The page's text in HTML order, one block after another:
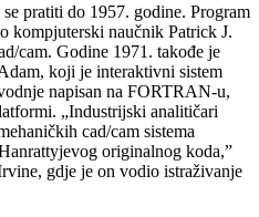
pratiti do 1957. godine. Program
kompjuterski naučnik Patrick J.
cam. Godine 1971. takođe je
koji je interaktivni sistem
napisan na FORTRAN-u,
„Industrijski analitičari
cad/cam sistema
originalnog koda,”
gdje je on vodio istraživanje